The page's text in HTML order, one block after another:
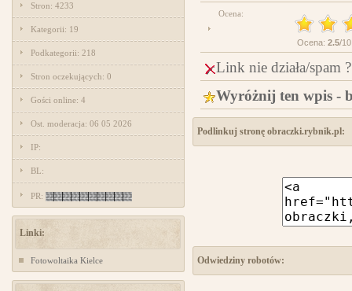
Stron: 4233
Kategorii: 19
Podkategorii: 218
Stron oczekujących: 0
Gości online: 4
Ost. moderacja: 06 05 2026
IP:
BL:
PR:
Linki:
Fotowoltaika Kielce
Ocena:
Ocena: 2.5/
Link nie działa/spam ?
Wyróżnij ten wpis -
Podlinkuj stronę obraczki.rybnik.pl:
Odwiedziny robotów: